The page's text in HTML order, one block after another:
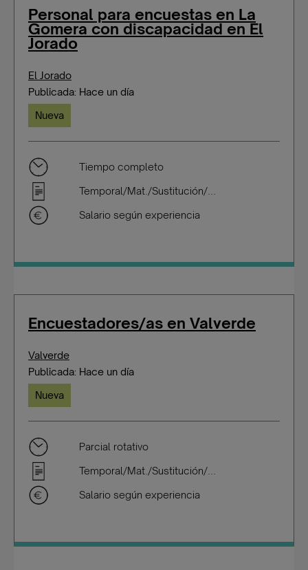
Personal para encuestas en La
Gomera con discapacidad en El
Jorado
El Jorado
Publicada: Hace un día
Nueva
Tiempo completo
Temporal/Mat./Sustitución/...
Salario según experiencia
Encuestadores/as en Valverde
Valverde
Publicada: Hace un día
Nueva
Parcial rotativo
Temporal/Mat./Sustitución/...
Salario según experiencia